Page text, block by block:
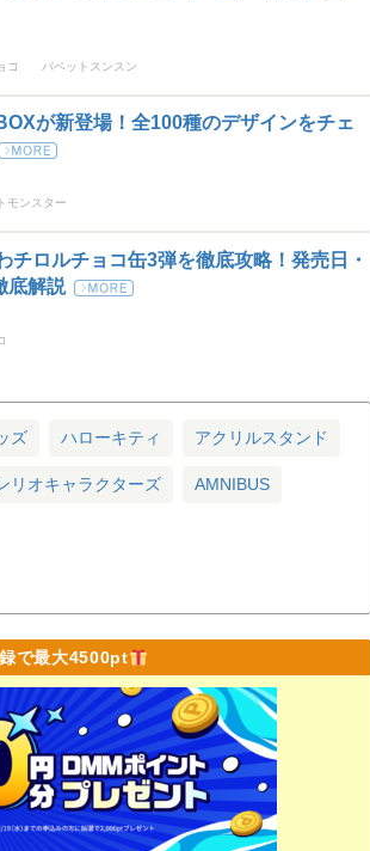
コ パペットスンスン
が新登場！全100種のデザインをチェ
モンスター
チロルチョコ缶3弾を徹底攻略！発売日・
底解説
ズ ハローキティ アクリルスタンド
リオキャラクターズ AMNIBUS
で最大4500pt